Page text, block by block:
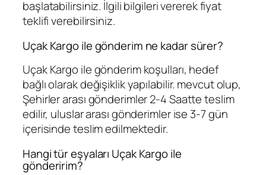
başlatabilirsiniz. İlgili bilgileri vererek fiyat
teklifi verebilirsiniz.
Uçak Kargo ile gönderim ne kadar sürer?
Uçak Kargo ile gönderim koşulları, hedef
bağlı olarak değişiklik yapılabilir. mevcut olup,
Şehirler arası gönderimler 2-4 Saatte teslim
edilir, uluslar arası gönderimler ise 3-7 gün
içerisinde teslim edilmektedir.
Hangi tür eşyaları Uçak Kargo ile
gönderirim?